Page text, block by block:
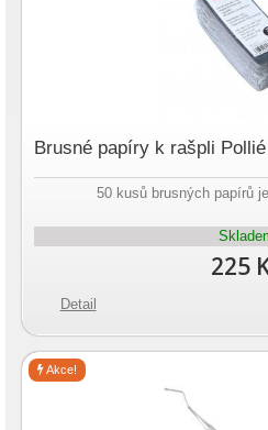
Brusné papíry k rašpli
50 kusů brusných papírů
225
Detail
Akce!